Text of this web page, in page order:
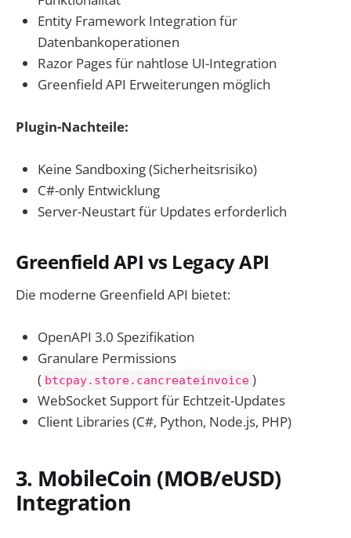
Entity Framework Integration für
Datenbankoperationen
Razor Pages für nahtlose UI-Integration
Greenfield API Erweiterungen möglich
Plugin-Nachteile:
Keine Sandboxing (Sicherheitsrisiko)
C#-only Entwicklung
Server-Neustart für Updates erforderlich
Greenfield API vs Legacy API
Die moderne Greenfield API bietet:
OpenAPI 3.0 Spezifikation
Granulare Permissions
( btcpay.store.cancreateinvoice )
WebSocket Support für Echtzeit-Updates
Client Libraries (C#, Python, Node.js, PHP)
3. MobileCoin (MOB/eUSD)
Integration